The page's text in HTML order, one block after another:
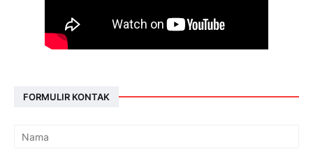
FORMULIR KONTAK